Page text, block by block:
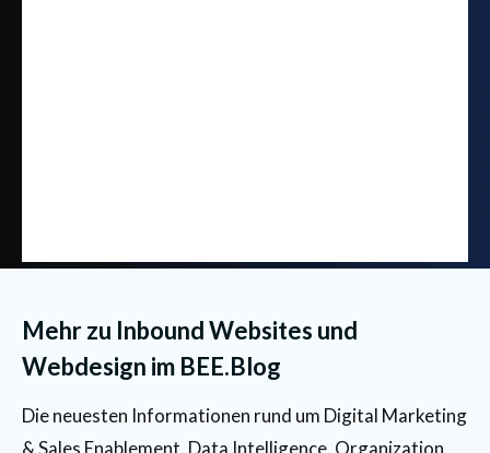
Mehr zu Inbound Websites und
Webdesign im BEE.Blog
Die neuesten Informationen rund um Digital Marketing
& Sales Enablement, Data Intelligence, Organization